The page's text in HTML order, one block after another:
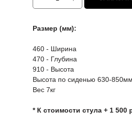
Размер (мм):
460 - Ширина
470 - Глубина
910 - Высота
Высота по сиденью 630-850мм
Вес 7кг
* К стоимости стула + 1 500